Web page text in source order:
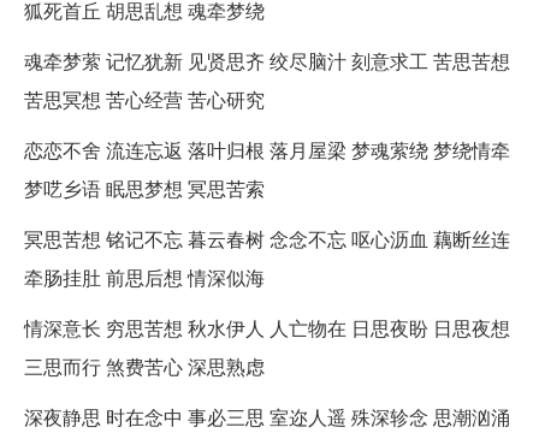
狐死首丘 胡思乱想 魂牵梦绕
魂牵梦萦 记忆犹新 见贤思齐 绞尽脑汁 刻意求工 苦思苦想
苦思冥想 苦心经营 苦心研究
恋恋不舍 流连忘返 落叶归根 落月屋梁 梦魂萦绕 梦绕情牵
梦呓乡语 眠思梦想 冥思苦索
冥思苦想 铭记不忘 暮云春树 念念不忘 呕心沥血 藕断丝连
牵肠挂肚 前思后想 情深似海
情深意长 穷思苦想 秋水伊人 人亡物在 日思夜盼 日思夜想
三思而行 煞费苦心 深思熟虑
深夜静思 时在念中 事必三思 室迩人遥 殊深轸念 思潮汹涌